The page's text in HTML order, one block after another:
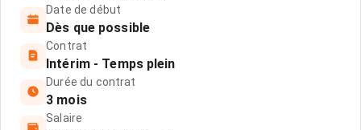
Date de début
Dès que possible
Contrat
Intérim - Temps plein
Durée du contrat
3 mois
Salaire